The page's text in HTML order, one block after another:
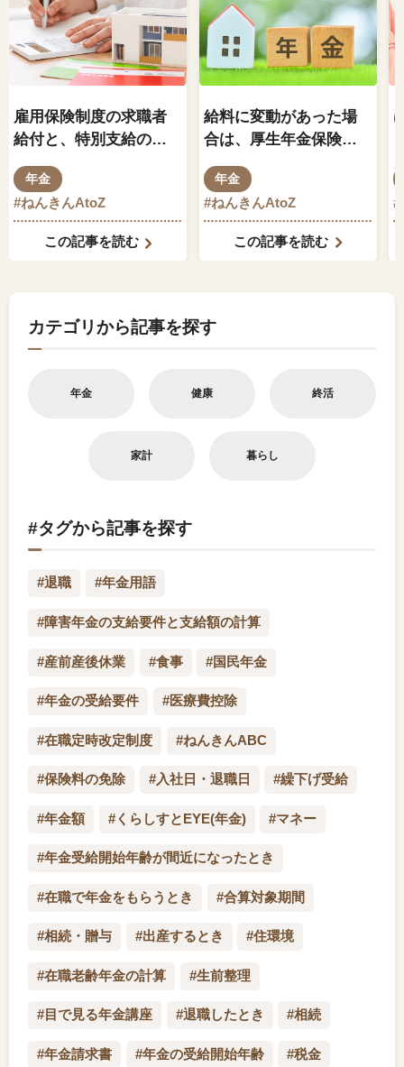
雇用保険制度の求職者
給付と、特別支給の老
齢厚生年金の関係はど
のようになっているの
でしょうか？
年金
#ねんきんAtoZ
この記事を読む
給料に変動があった場
合は、厚生年金保険料
もそれに伴って変動し
ますか？
年金
#ねんきんAtoZ
この記事を読む
#
カテゴリから記事を探す
年金 健康 終活
家計 暮らし
#タグから記事を探す
#退職 #年金用語
#障害年金の支給要件と支給額の計算
#産前産後休業 #食事 #国民年金
#年金の受給要件 #医療費控除
#在職定時改定制度 #ねんきんABC
#保険料の免除 #入社日・退職日 #繰下げ受給
#年金額 #くらしすとEYE(年金) #マネー
#年金受給開始年齢が間近になったとき
#在職で年金をもらうとき #合算対象期間
#相続・贈与 #出産するとき #住環境
#在職老齢年金の計算 #生前整理
#目で見る年金講座 #退職したとき #相続
#年金請求書 #年金の受給開始年齢 #税金